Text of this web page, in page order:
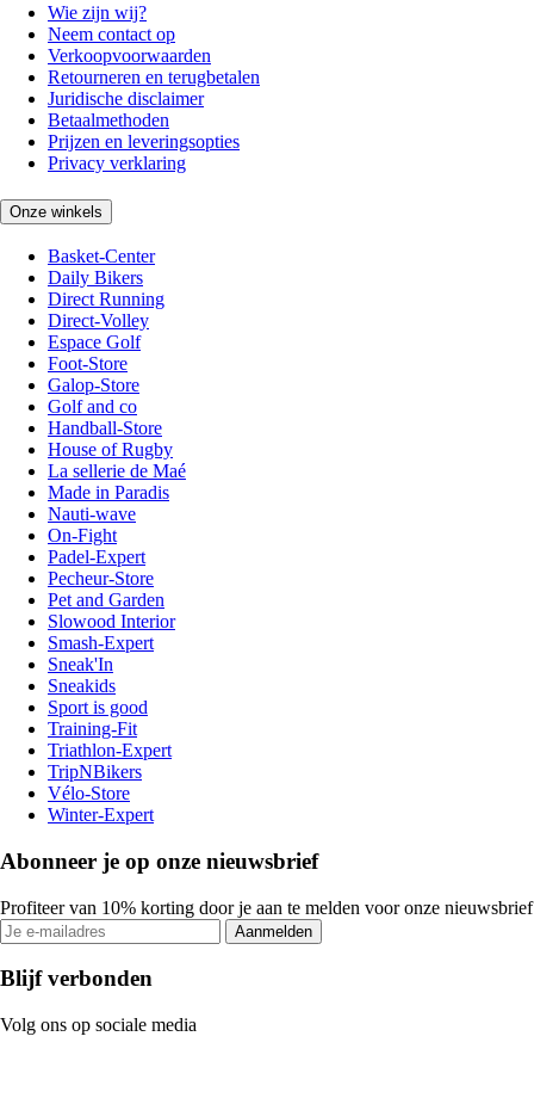
Wie zijn wij?
Neem contact op
Verkoopvoorwaarden
Retourneren en terugbetalen
Juridische disclaimer
Betaalmethoden
Prijzen en leveringsopties
Privacy verklaring
Onze winkels
Basket-Center
Daily Bikers
Direct Running
Direct-Volley
Espace Golf
Foot-Store
Galop-Store
Golf and co
Handball-Store
House of Rugby
La sellerie de Maé
Made in Paradis
Nauti-wave
On-Fight
Padel-Expert
Pecheur-Store
Pet and Garden
Slowood Interior
Smash-Expert
Sneak'In
Sneakids
Sport is good
Training-Fit
Triathlon-Expert
TripNBikers
Vélo-Store
Winter-Expert
Abonneer je op onze nieuwsbrief
Profiteer van 10% korting door je aan te melden voor onze nieuwsbrief
Aanmelden
Blijf verbonden
Volg ons op sociale media